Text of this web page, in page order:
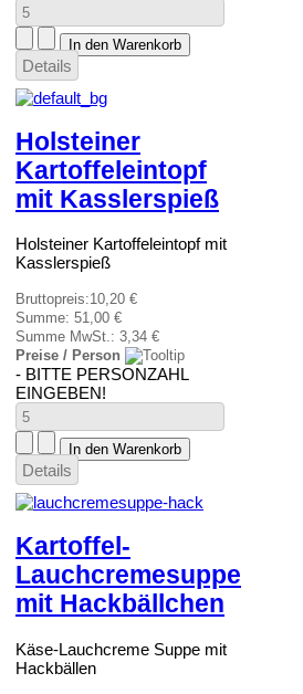
Details
Holsteiner
Kartoffeleintopf
mit Kasslerspieß
Holsteiner Kartoffeleintopf mit
Kasslerspieß
Bruttopreis:10,20 €
Summe: 51,00 €
Summe MwSt.: 3,34 €
Preise / Person
- BITTE PERSONZAHL
EINGEBEN!
Details
Kartoffel-
Lauchcremesuppe
mit Hackbällchen
Käse-Lauchcreme Suppe mit
Hackbällen